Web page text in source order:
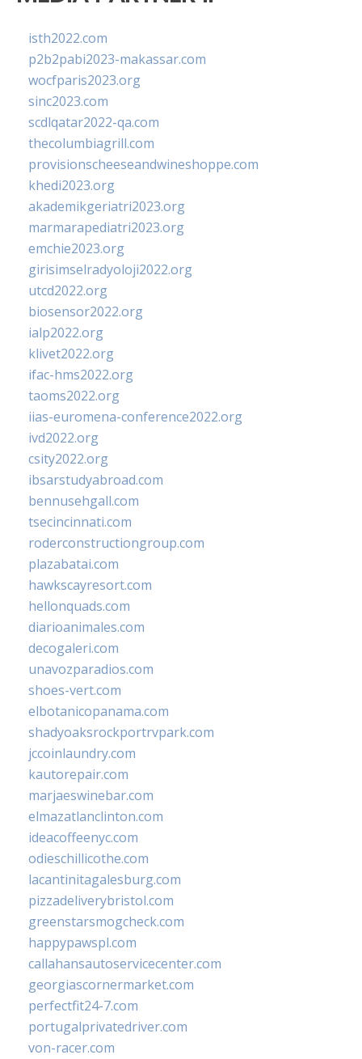
isth2022.com
p2b2pabi2023-makassar.com
wocfparis2023.org
sinc2023.com
scdlqatar2022-qa.com
thecolumbiagrill.com
provisionscheeseandwineshoppe.com
khedi2023.org
akademikgeriatri2023.org
marmarapediatri2023.org
emchie2023.org
girisimselradyoloji2022.org
utcd2022.org
biosensor2022.org
ialp2022.org
klivet2022.org
ifac-hms2022.org
taoms2022.org
iias-euromena-conference2022.org
ivd2022.org
csity2022.org
ibsarstudyabroad.com
bennusehgall.com
tsecincinnati.com
roderconstructiongroup.com
plazabatai.com
hawkscayresort.com
hellonquads.com
diarioanimales.com
decogaleri.com
unavozparadios.com
shoes-vert.com
elbotanicopanama.com
shadyoaksrockportrvpark.com
jccoinlaundry.com
kautorepair.com
marjaeswinebar.com
elmazatlanclinton.com
ideacoffeenyc.com
odieschillicothe.com
lacantinitagalesburg.com
pizzadeliverybristol.com
greenstarsmogcheck.com
happypawspl.com
callahansautoservicecenter.com
georgiascornermarket.com
perfectfit24-7.com
portugalprivatedriver.com
von-racer.com